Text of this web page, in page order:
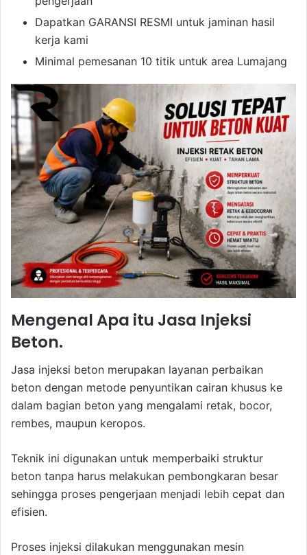
Dapatkan GARANSI RESMI untuk jaminan hasil
kerja kami
Minimal pemesanan 10 titik untuk area Lumajang
Mengenal Apa itu Jasa Injeksi
Beton.
Jasa injeksi beton merupakan layanan perbaikan
beton dengan metode penyuntikan cairan khusus ke
dalam bagian beton yang mengalami retak, bocor,
rembes, maupun keropos.
Teknik ini digunakan untuk memperbaiki struktur
beton tanpa harus melakukan pembongkaran besar
sehingga proses pengerjaan menjadi lebih cepat dan
efisien.
Proses injeksi dilakukan menggunakan mesin